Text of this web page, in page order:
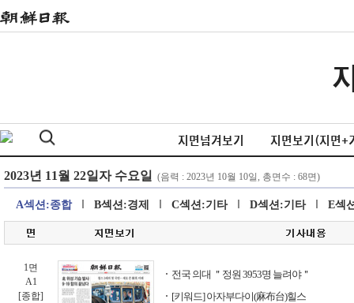
지면넘겨보기 지면보기(지면+
A섹션:종합 B섹션:경제 C섹션:기타 D섹션:기타 E섹
1면
A1
[종합]
전국 의대 ＂정원 3953명 늘려야＂
[키워드] 아자부다이(麻布台)힐스